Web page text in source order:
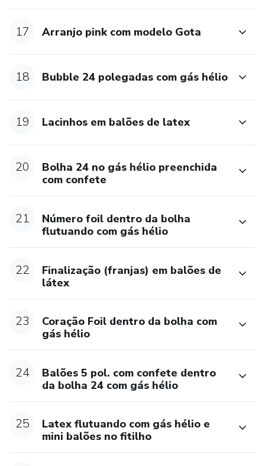
17 Arranjo pink com modelo Gota
18 Bubble 24 polegadas com gás hélio
19 Lacinhos em balões de latex
20
Bolha 24 no gás hélio preenchida
com confete
21
Número foil dentro da bolha
flutuando com gás hélio
22
Finalização (franjas) em balões de
látex
23
Coração Foil dentro da bolha com
gás hélio
24
Balões 5 pol. com confete dentro
da bolha 24 com gás hélio
25
Latex flutuando com gás hélio e
mini balões no fitilho